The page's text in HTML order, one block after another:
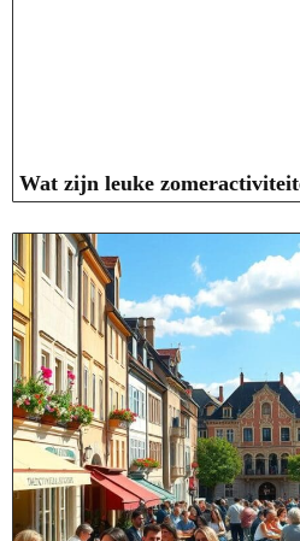
Wat zijn leuke